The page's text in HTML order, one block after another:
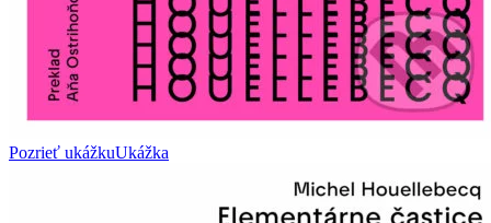
Pozrieť ukážkuUkážka